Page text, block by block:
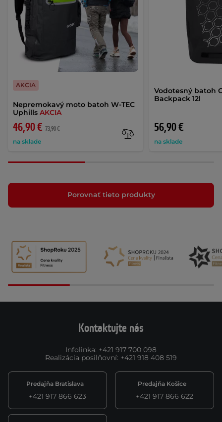
Nepremokavý moto batoh W-TEC
Uphills AKCIA
46,90 € 73,90 €
na sklade
AKCIA
Vodotesný batoh
Backpack 12l
56,90 €
na sklade
Porovnať tieto produkty
Kontaktujte nás
Infolinka: +421 917 700 098
Realizácia posilňovní: +421 918 408 519
Predajňa Bratislava
+421 917 866 623
Predajňa Košice
+421 917 866 622